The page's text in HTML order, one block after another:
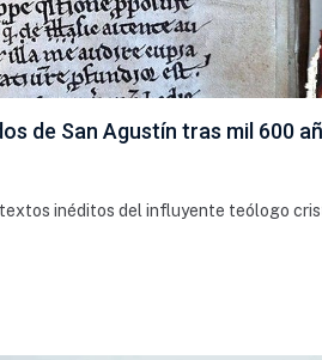
de San Agustín tras mil 600
inéditos del influyente teólogo